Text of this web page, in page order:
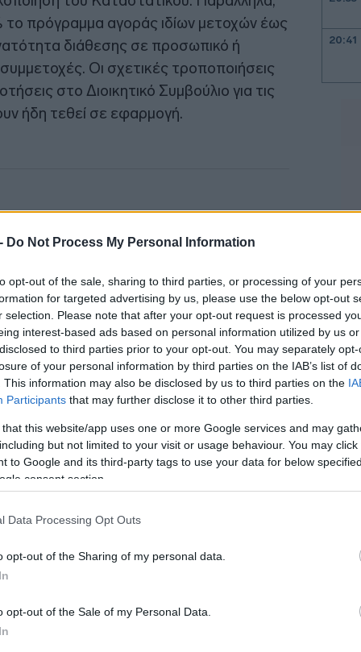
Do Not Process My Personal Information
opt-out of the sale, sharing to third parties, or processing of your
for targeted advertising by us, please use the below opt-out
selection. Please note that after your opt-out request is processed
interest-based ads based on personal information utilized by us
to third parties prior to your opt-out. You may separately
of your personal information by third parties on the IAB’s list of
This information may also be disclosed by us to third parties on the
Participants that may further disclose it to other third parties.
that this website/app uses one or more Google services and may
but not limited to your visit or usage behaviour. You may
to Google and its third-party tags to use your data for below
consent section.
Data Processing Opt Outs
opt-out of the Sharing of my personal data.
opt-out of the Sale of my Personal Data.
πρόγραμμα αγοράς ιδίων μετοχών έως
διάθεσης σε προσωπικό ή
Οι σχετικές τροποποιήσεις
στο Διοικητικό Συμβούλιο για τις
ήδη τεθεί σε εφαρμογή.
Δεκεμβρίου 2025:
20:41
20:12
19:56
19:55